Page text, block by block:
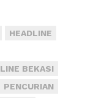
HEADLINE
BEKASI
PENCURIAN